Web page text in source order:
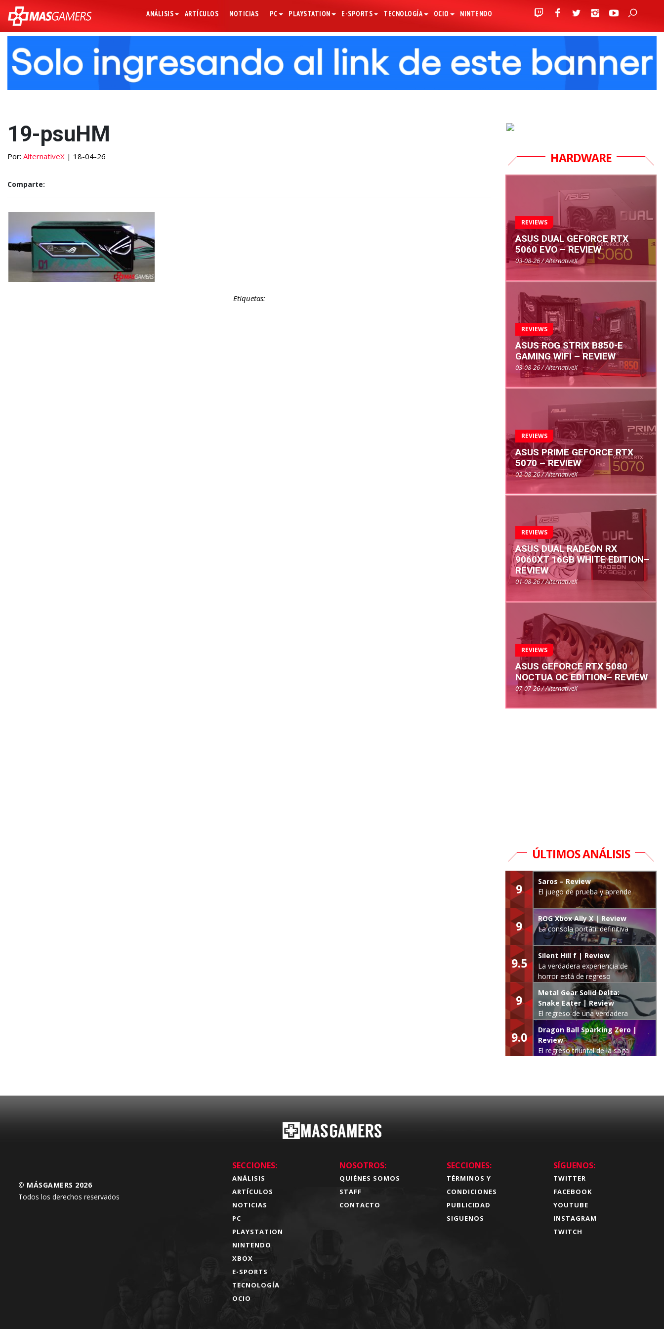
ANÁLISIS ARTÍCULOS NOTICIAS PC PLAYSTATION E-SPORTS TECNOLOGÍA OCIO NINTENDO
19-psuHM
Por: AlternativeX | 18-04-26
Comparte:
Etiquetas:
HARDWARE
REVIEWS
ASUS DUAL GEFORCE RTX
5060 EVO – REVIEW
03-08-26 / AlternativeX
REVIEWS
ASUS ROG STRIX B850-E
GAMING WIFI – REVIEW
03-08-26 / AlternativeX
REVIEWS
ASUS PRIME GEFORCE RTX
5070 – REVIEW
02-08-26 / AlternativeX
REVIEWS
ASUS DUAL RADEON RX
9060XT 16GB WHITE EDITION–
REVIEW
01-08-26 / AlternativeX
REVIEWS
ASUS GEFORCE RTX 5080
NOCTUA OC EDITION– REVIEW
07-07-26 / AlternativeX
ÚLTIMOS ANÁLISIS
9
Saros – Review
El juego de prueba y aprende
9
ROG Xbox Ally X | Review
La consola portátil definitiva
9.5
Silent Hill f | Review
La verdadera experiencia de
horror está de regreso
9
Metal Gear Solid Delta:
Snake Eater | Review
El regreso de una verdadera
leyenda
9.0
Dragon Ball Sparking Zero |
Review
El regreso triunfal de la saga
© MÁSGAMERS 2026
Todos los derechos reservados
SECCIONES:
ANÁLISIS
ARTÍCULOS
NOTICIAS
PC
PLAYSTATION
NINTENDO
XBOX
E-SPORTS
TECNOLOGÍA
OCIO
NOSOTROS:
QUIÉNES SOMOS
STAFF
CONTACTO
SECCIONES:
TÉRMINOS Y
CONDICIONES
PUBLICIDAD
SIGUENOS
SÍGUENOS:
TWITTER
FACEBOOK
YOUTUBE
INSTAGRAM
TWITCH